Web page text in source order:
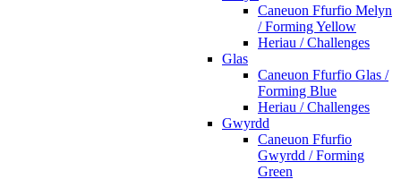
Caneuon Ffurfio Melyn
/ Forming Yellow
Heriau / Challenges
Glas
Caneuon Ffurfio Glas /
Forming Blue
Heriau / Challenges
Gwyrdd
Caneuon Ffurfio
Gwyrdd / Forming
Green